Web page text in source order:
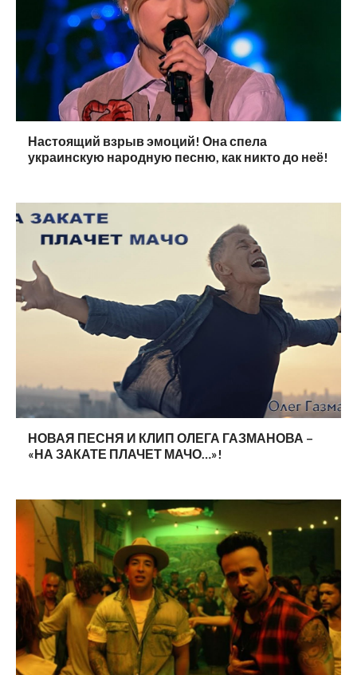
Настоящий взрыв эмоций! Она спела
украинскую народную песню, как никто до неё!
НОВАЯ ПЕСНЯ И КЛИП ОЛЕГА ГАЗМАНОВА –
«НА ЗАКАТЕ ПЛАЧЕТ МАЧО…»!